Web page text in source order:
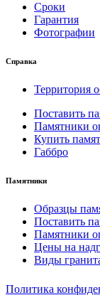
Сроки
Гарантия
Фотографии
Справка
Территория
Поставить
Памятники
Купить
Габбро
Памятники
Образцы
Поставить
Памятники
Цены на
Виды
Политика